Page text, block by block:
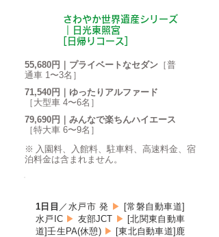
さわやか世界遺産シリーズ
｜日光東照宮
[日帰りコース]
55,680円｜プライベートなセダン ［普
通車 1〜3名］
71,540円｜ゆったりアルファード
［大型車 4〜6名］
79,690円｜みんなで楽ちんハイエース
［特大車 6〜9名］
※ 入園料、入館料、駐車料、高速料金、宿
泊料金は含まれません。
1日目 ／水戸市 発 ▶ [常磐自動車道]
水戸IC ▶ 友部JCT ▶ [北関東自動車
道]壬生PA(休憩) ▶ [東北自動車道] 鹿